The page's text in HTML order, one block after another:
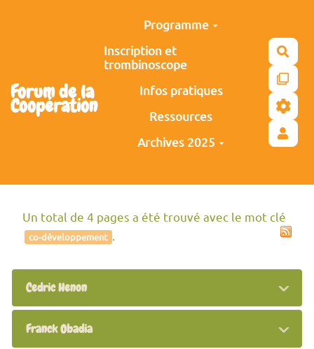
Forum de la
Coopération
Programme
Inscription et
trombinoscope
Infos pratiques
Ressources
Archives 2025
Un total de 4 pages a été trouvé avec le mot clé
co-développement .
Cedric Henon
Franck Obadia